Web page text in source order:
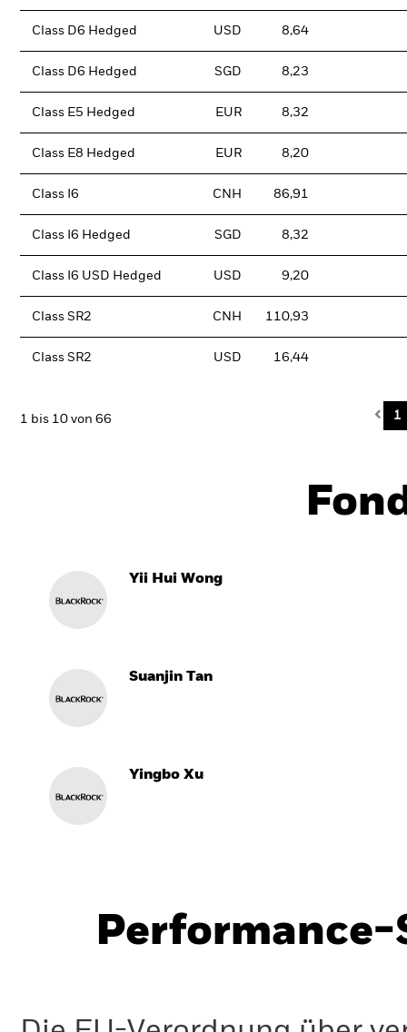
Class D6 Hedged USD 8,64
Class D6 Hedged SGD 8,23
Class E5 Hedged EUR 8,32
Class E8 Hedged EUR 8,20
Class I6 CNH 86,91
Class I6 Hedged SGD 8,32
Class I6 USD Hedged USD 9,20
Class SR2 CNH 110,93
Class SR2 USD 16,44
1 bis 10 von 66 1
Yii Hui Wong
Suanjin Tan
Yingbo Xu
Performance-